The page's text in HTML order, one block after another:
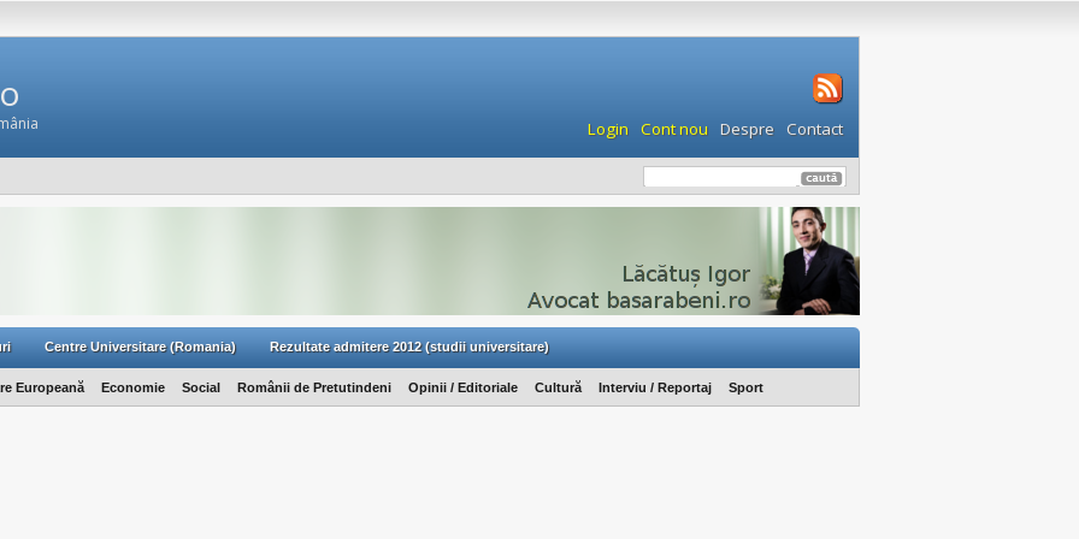
Login Cont nou Despre Contact
Centre Universitare (Romania) Rezultate admitere 2012 (studii universitare)
Europeană Economie Social Românii de Pretutindeni Opinii / Editoriale Cultură Interviu / Reportaj Sport